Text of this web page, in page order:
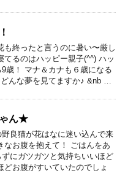
も終ったと言うのに暑い〜厳し
てるのはハッピー親子(^^) ハッ
歳！ マナ＆カナも６歳になる
んな夢を見てますか♪ &nb …
ん★
良猫が花はなに迷い込んで来
なお腹を抱えて！ ごはんをあ
にガツガツと気持ちいいほど
どお腹がすいていたのでしょ